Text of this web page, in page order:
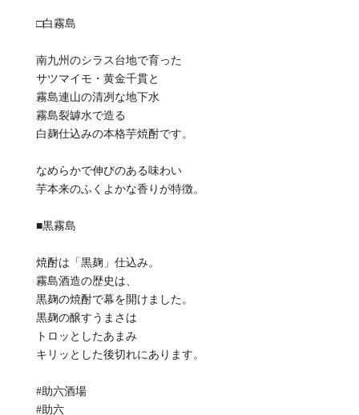
□白霧島
南九州のシラス台地で育った
サツマイモ・黄金千貫と
霧島連山の清冽な地下水
霧島裂罅水で造る
白麹仕込みの本格芋焼酎です。
なめらかで伸びのある味わい
芋本来のふくよかな香りが特徴。
■黒霧島
焼酎は「黒麹」仕込み。
霧島酒造の歴史は、
黒麹の焼酎で幕を開けました。
黒麹の醸すうまさは
トロッとしたあまみ
キリッとした後切れにあります。
#助六酒場
#助六